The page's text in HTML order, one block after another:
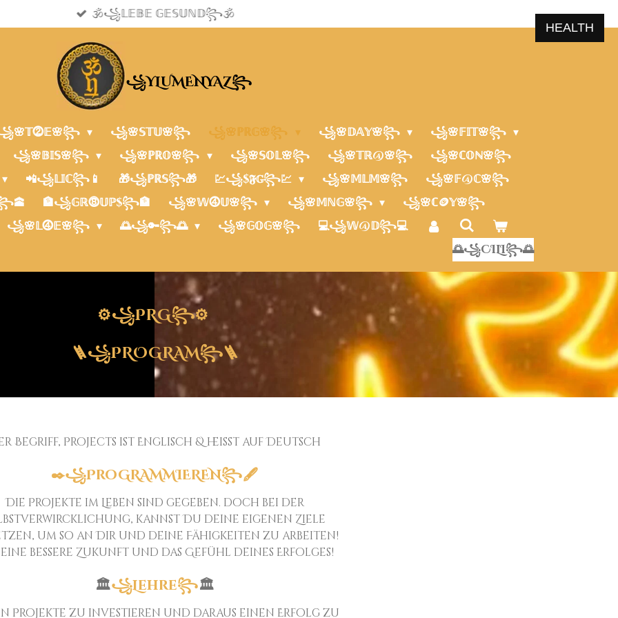
🕉️꧁𝕃𝔼𝔹𝔼 𝔾𝔼𝕊𝕌ℕ𝔻꧂🕉️
꧁YLUMENYAZ꧂
꧁🌸𝕊𝕋𝕌🌸꧂ ꧁🌸ℙℝ𝔾🌸꧂ ꧁🌸𝔻𝔸𝕐🌸꧂
꧁🌸𝔽𝕀𝕋🌸꧂
꧁🌸𝔹𝕀𝕊🌸꧂ ꧁🌸ℙℝ𝕆🌸꧂ ꧁🌸𝕊𝕆𝕃🌸꧂ ꧁🌸𝕋ℝ@🌸꧂
꧁🌸ℂ𝕆ℕ🌸꧂
📲꧁𝕃𝕀ℂ꧂📱 🎁꧁ℙℝ𝕊꧂🎁 💹꧁$𝕱𝔾꧂💹 ꧁🌸𝕄𝕃𝕄🌸꧂
꧁🌸𝔽@ℂ🌸꧂
🏦꧁𝔾ℝ⓼𝕌ℙ$꧂🏦 ꧁🌸𝕎⓸𝕌🌸꧂ ꧁🌸𝕄ℕ𝔾🌸꧂
꧁🌸ℂ🪙𝕐🌸꧂
꧁🌸𝕃⓸𝔼🌸꧂ 🌅꧁🔑꧂🌅 ꧁🌸𝔾𝕆𝔾🌸꧂
💻꧁𝕎@𝔻꧂💻
🌅꧁CILI꧂🌅
⚙️꧁PRG꧂⚙️
🪜꧁PROGRAM꧂🪜
Begriff, Projects ist Englisch & heisst auf Deutsch
✒️꧁ProGRAMMIEREN꧂🖋️
Die Projekte im Leben sind gegeben. doch bei der
kannst Du deine eigenen Ziele
um so an Dir und deine Fähigkeiten zu arbeiten!
bessere Zukunft und das Gefühl deines Erfolges!
🏛️꧁Lehre꧂🏛️
Projekte zu investieren und daraus einen Erfolg zu
HEALTH